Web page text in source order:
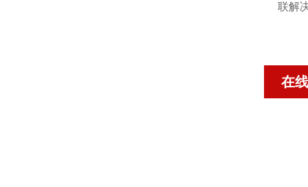
联解
在